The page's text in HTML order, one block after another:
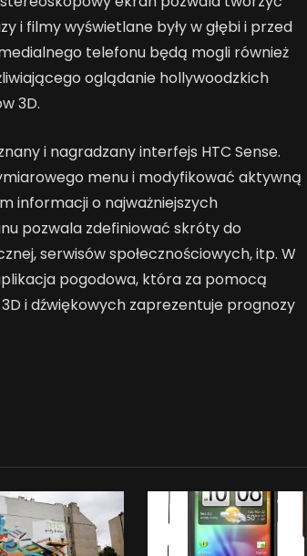
i filmy wyświetlane były w głębi i przed
telefonu będą mogli również
oglądanie hollywoodzkich
3D.
i nagradzany interfejs HTC Sense.
menu i modyfikować aktywną
informacji o najważniejszych
pozwala zdefiniować skróty do
serwisów społecznościowych, itp. W
pogodowa, która za pomocą
i dźwiękowych zaprezentuje prognozy